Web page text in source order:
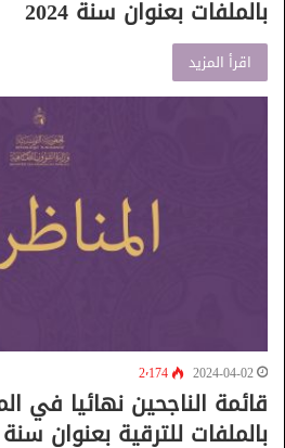
بالملفات بعنوان سنة 2024
اقرأ المزيد
2024-04-02
2٬174
قائمة الناجحين نهائيا في
بالملفات للترقية بعنوان سنة 2022